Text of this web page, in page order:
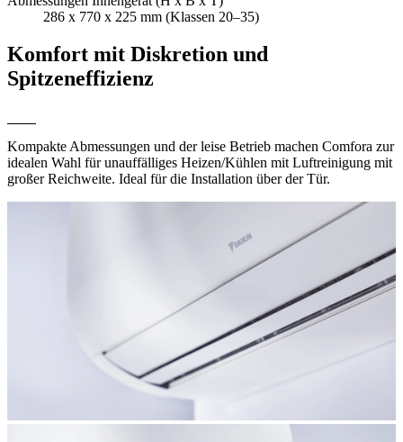
286 x 770 x 225 mm (Klassen 20–35)
Komfort mit Diskretion und
Spitzeneffizienz
Kompakte Abmessungen und der leise Betrieb machen Comfora zur
idealen Wahl für unauffälliges Heizen/Kühlen mit Luftreinigung mit
großer Reichweite. Ideal für die Installation über der Tür.